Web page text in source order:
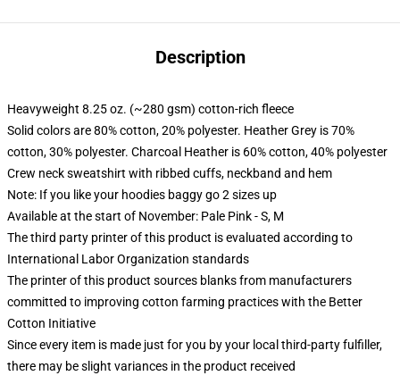
Description
Heavyweight 8.25 oz. (~280 gsm) cotton-rich fleece
Solid colors are 80% cotton, 20% polyester. Heather Grey is 70%
cotton, 30% polyester. Charcoal Heather is 60% cotton, 40% polyester
Crew neck sweatshirt with ribbed cuffs, neckband and hem
Note: If you like your hoodies baggy go 2 sizes up
Available at the start of November: Pale Pink - S, M
The third party printer of this product is evaluated according to
International Labor Organization standards
The printer of this product sources blanks from manufacturers
committed to improving cotton farming practices with the Better
Cotton Initiative
Since every item is made just for you by your local third-party fulfiller,
there may be slight variances in the product received